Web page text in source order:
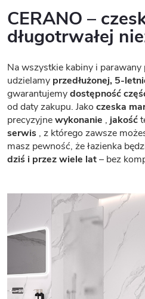
CERANO –
długotrwałej
Na wszystkie kabiny i
udzielamy przedłużonej, 5-
gwarantujemydostępność
od daty zakupu. Jako czeska
precyzyjnewykonanie , jakość
serwis , z którego zawsze
masz pewność, że łazienka
dziś i przez wiele lat– bez